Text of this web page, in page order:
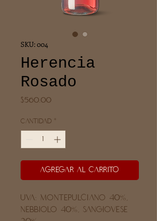
SKU: 004
Herencia
Rosado
$560.00
Cantidad *
Agregar al carrito
UVA: Montepulciano 40%,
Nebbiolo 40%, Sangiovese